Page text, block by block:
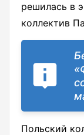
решилась в
коллектив
Польский